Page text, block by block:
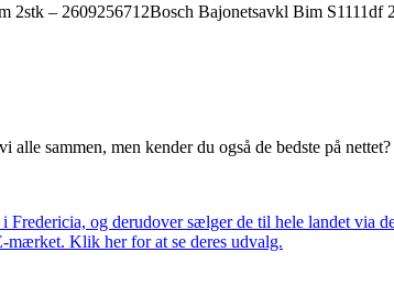
2stk – 2609256712Bosch Bajonetsavkl Bim
sammen, men kender du også de bedste på
og derudover sælger de til hele landet via
mærket. Klik her for at se deres udvalg.